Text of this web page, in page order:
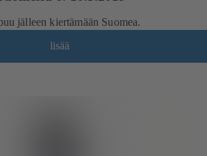
jälleen kiertämään Suomea.
lisää